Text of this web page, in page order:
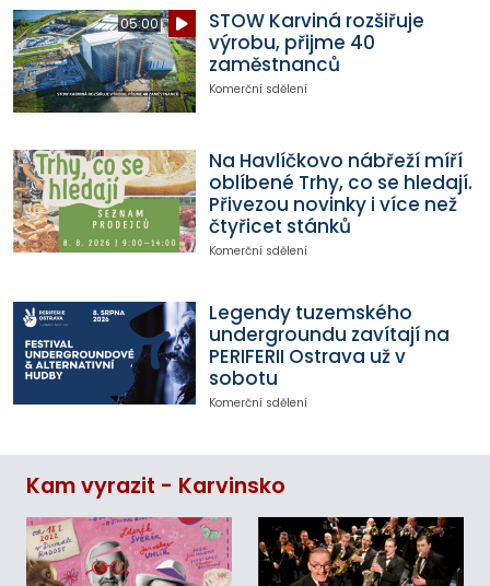
05:00
STOW Karviná rozšiřuje
výrobu, přijme 40
zaměstnanců
Komerční sdělení
Na Havlíčkovo nábřeží míří
oblíbené Trhy, co se hledají.
Přivezou novinky i více než
čtyřicet stánků
Komerční sdělení
Legendy tuzemského
undergroundu zavítají na
PERIFERII Ostrava už v
sobotu
Komerční sdělení
Kam vyrazit - Karvinsko